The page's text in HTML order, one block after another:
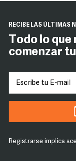
RECIBE LAS ÚLTIMAS
Todo lo
comenzar
Registrarse implica